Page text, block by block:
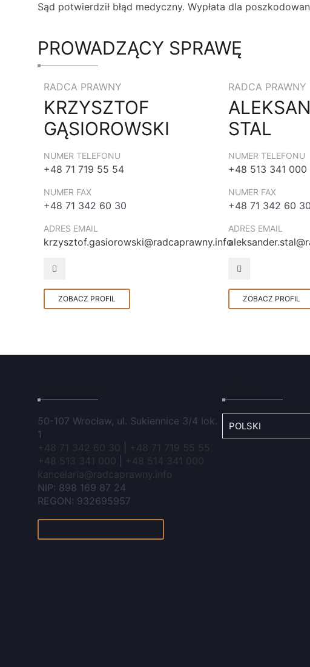
Sąd potwierdził błąd medyczny. Wypłata dla
PROWADZĄCY SPRAWĘ
RADCA PRAWNY
KRZYSZTOF
GĄSIOROWSKI
NUMER TELEFONU
+48 71 719 55 54
NUMER FAX
+48 71 342 60 30
ADRES EMAIL
krzysztof.gasiorowski@radcaprawny.info
ZOBACZ PROFIL
RADCA PRAWNY
STAL
NUMER TELEFONU
+48 513 341 000
NUMER FAX
+48 71 342 60 30
ADRES EMAIL
ZOBACZ PROFIL
50-107 Wrocław, ul. Sukiennice 3/4 lok.
1
+48 71 342 60 30
+48 71 719 55 55
+48 513 341 000
+48 514 341 000
kancelaria@radcaprawny.info
NIP: 898 169 87 24
REGON: 932695957